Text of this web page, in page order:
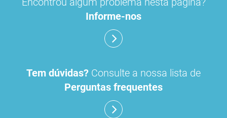
Informe-nos
Tem dúvidas? Consulte a nossa lista de
Perguntas frequentes